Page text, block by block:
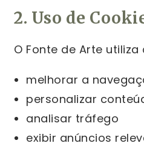
2. Uso de
O Fonte de Arte
melhorar a
personalizar
analisar tráfego
exibir anúncios